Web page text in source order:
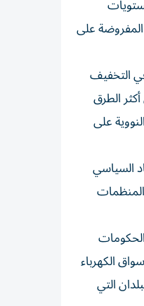
المفروضة على
التخفيف
الطرق
على
السياسي
الكهرباء
التي